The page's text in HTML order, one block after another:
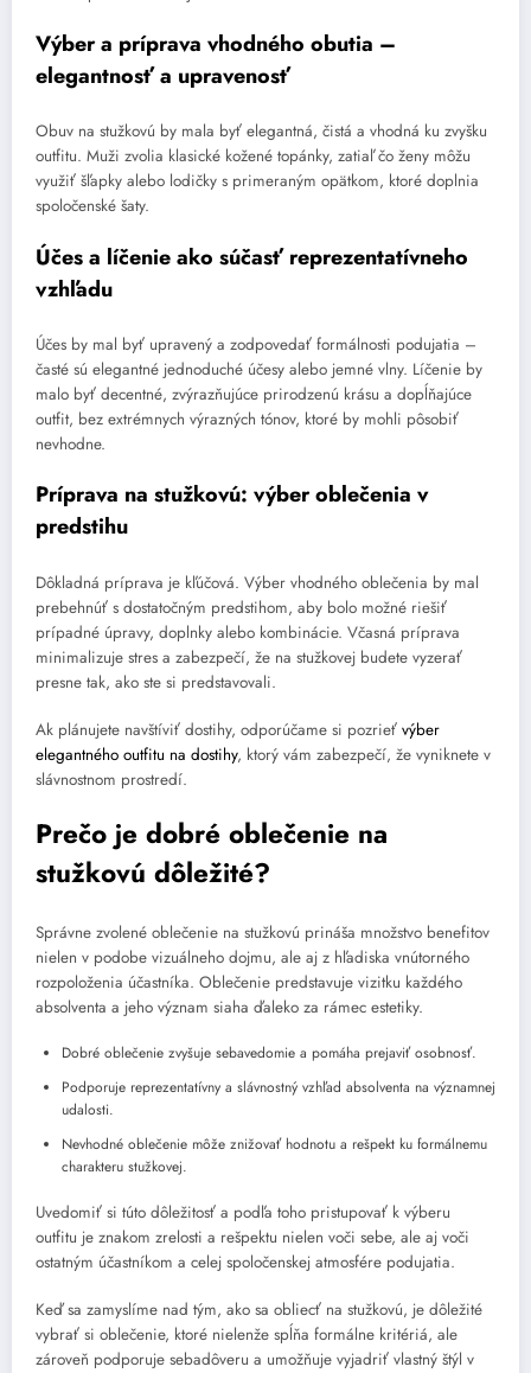
Výber a príprava vhodného obutia –
elegantnosť a upravenosť
Obuv na stužkovú by mala byť elegantná, čistá a vhodná ku zvyšku
outfitu. Muži zvolia klasické kožené topánky, zatiaľ čo ženy môžu
využiť šľapky alebo lodičky s primeraným opätkom, ktoré doplnia
spoločenské šaty.
Účes a líčenie ako súčasť reprezentatívneho
vzhľadu
Účes by mal byť upravený a zodpovedať formálnosti podujatia –
časté sú elegantné jednoduché účesy alebo jemné vlny. Líčenie by
malo byť decentné, zvýrazňujúce prirodzenú krásu a dopĺňajúce
outfit, bez extrémnych výrazných tónov, ktoré by mohli pôsobiť
nevhodne.
Príprava na stužkovú: výber oblečenia v
predstihu
Dôkladná príprava je kľúčová. Výber vhodného oblečenia by mal
prebehnúť s dostatočným predstihom, aby bolo možné riešiť
prípadné úpravy, doplnky alebo kombinácie. Včasná príprava
minimalizuje stres a zabezpečí, že na stužkovej budete vyzerať
presne tak, ako ste si predstavovali.
Ak plánujete navštíviť dostihy, odporúčame si pozrieť výber
elegantného outfitu na dostihy, ktorý vám zabezpečí, že vyniknete v
slávnostnom prostredí.
Prečo je dobré oblečenie na
stužkovú dôležité?
Správne zvolené oblečenie na stužkovú prináša množstvo benefitov
nielen v podobe vizuálneho dojmu, ale aj z hľadiska vnútorného
rozpoloženia účastníka. Oblečenie predstavuje vizitku každého
absolventa a jeho význam siaha ďaleko za rámec estetiky.
Dobré oblečenie zvyšuje sebavedomie a pomáha prejaviť osobnosť.
Podporuje reprezentatívny a slávnostný vzhľad absolventa na významnej
udalosti.
Nevhodné oblečenie môže znižovať hodnotu a rešpekt ku formálnemu
charakteru stužkovej.
Uvedomiť si túto dôležitosť a podľa toho pristupovať k výberu
outfitu je znakom zrelosti a rešpektu nielen voči sebe, ale aj voči
ostatným účastníkom a celej spoločenskej atmosfére podujatia.
Keď sa zamyslíme nad tým, ako sa obliecť na stužkovú, je dôležité
vybrať si oblečenie, ktoré nielenže spĺňa formálne kritériá, ale
zároveň podporuje sebadôveru a umožňuje vyjadriť vlastný štýl v